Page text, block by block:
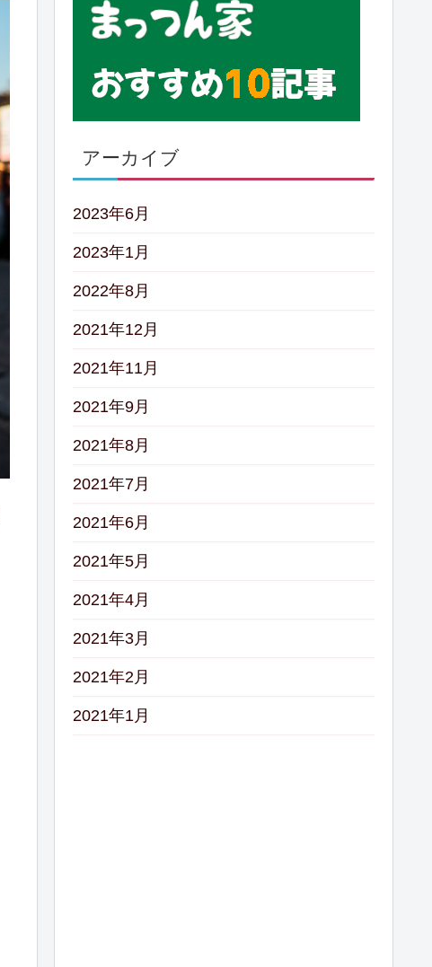
アーカイブ
2023年6月
2023年1月
2022年8月
2021年12月
2021年11月
2021年9月
2021年8月
2021年7月
2021年6月
2021年5月
2021年4月
2021年3月
2021年2月
2021年1月